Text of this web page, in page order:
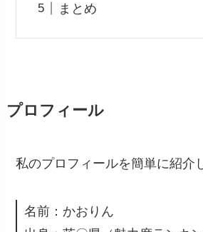
まとめ
プロフィール
私のプロフィールを簡単に紹介
名前：かおりん